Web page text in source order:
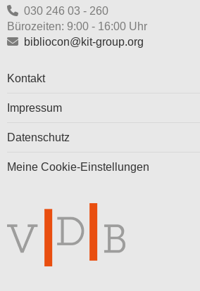
030 246 03 - 260
Bürozeiten: 9:00 - 16:00 Uhr
bibliocon@kit-group.org
Kontakt
Impressum
Datenschutz
Meine Cookie-Einstellungen